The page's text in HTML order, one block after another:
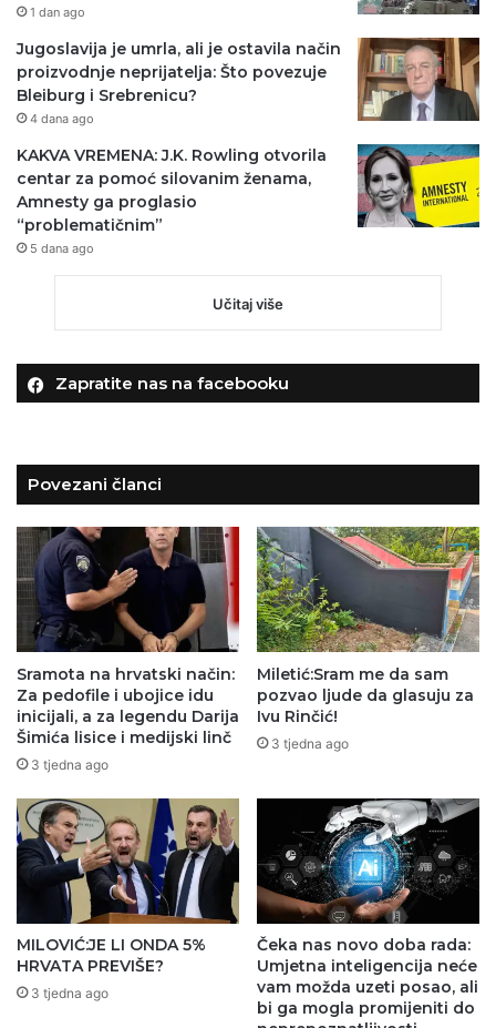
1 dan ago
Jugoslavija je umrla, ali je ostavila način
proizvodnje neprijatelja: Što povezuje
Bleiburg i Srebrenicu?
4 dana ago
KAKVA VREMENA: J.K. Rowling otvorila
centar za pomoć silovanim ženama,
Amnesty ga proglasio
“problematičnim”
5 dana ago
Učitaj više
Zapratite nas na facebooku
Povezani članci
Sramota na hrvatski način:
Za pedofile i ubojice idu
inicijali, a za legendu Darija
Šimića lisice i medijski linč
3 tjedna ago
Miletić:Sram me da sam
pozvao ljude da glasuju za
Ivu Rinčić!
3 tjedna ago
MILOVIĆ:JE LI ONDA 5%
HRVATA PREVIŠE?
3 tjedna ago
Čeka nas novo doba rada:
Umjetna inteligencija neće
vam možda uzeti posao, ali
bi ga mogla promijeniti do